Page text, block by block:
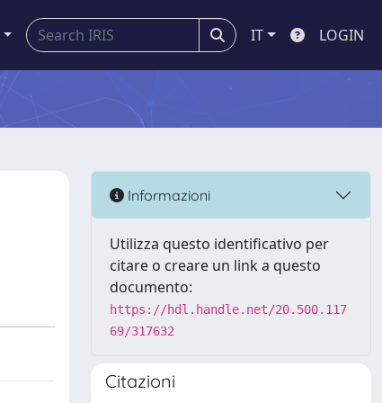
IT LOGIN
Informazioni
Utilizza questo identificativo per
citare o creare un link a questo
documento:
https://hdl.handle.net/20.500.117
69/317632
Citazioni